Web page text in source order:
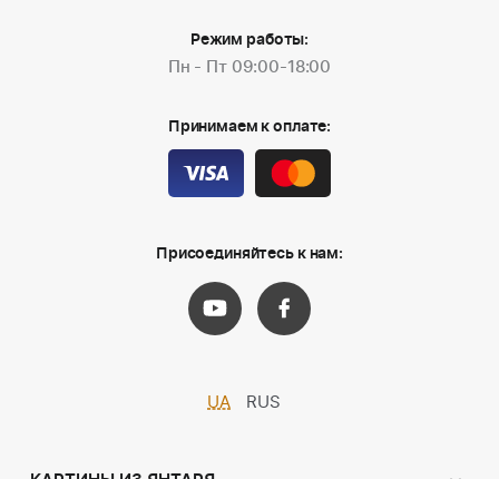
Режим работы:
Пн - Пт 09:00-18:00
Принимаем к оплате:
Присоединяйтесь к нам:
UA RUS